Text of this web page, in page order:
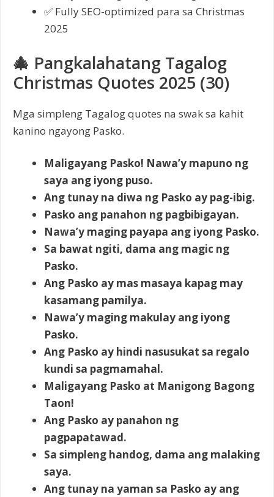
✅ Fully SEO-optimized para sa Christmas
2025
🎄 Pangkalahatang Tagalog
Christmas Quotes 2025 (30)
Mga simpleng Tagalog quotes na swak sa kahit
kanino ngayong Pasko.
Maligayang Pasko! Nawa’y mapuno ng
saya ang iyong puso.
Ang tunay na diwa ng Pasko ay pag-ibig.
Pasko ang panahon ng pagbibigayan.
Nawa’y maging payapa ang iyong Pasko.
Sa bawat ngiti, dama ang magic ng
Pasko.
Ang Pasko ay mas masaya kapag may
kasamang pamilya.
Nawa’y maging makulay ang iyong
Pasko.
Ang Pasko ay hindi nasusukat sa regalo
kundi sa pagmamahal.
Maligayang Pasko at Manigong Bagong
Taon!
Ang Pasko ay panahon ng
pagpapatawad.
Sa simpleng handog, dama ang malaking
saya.
Ang tunay na yaman sa Pasko ay ang